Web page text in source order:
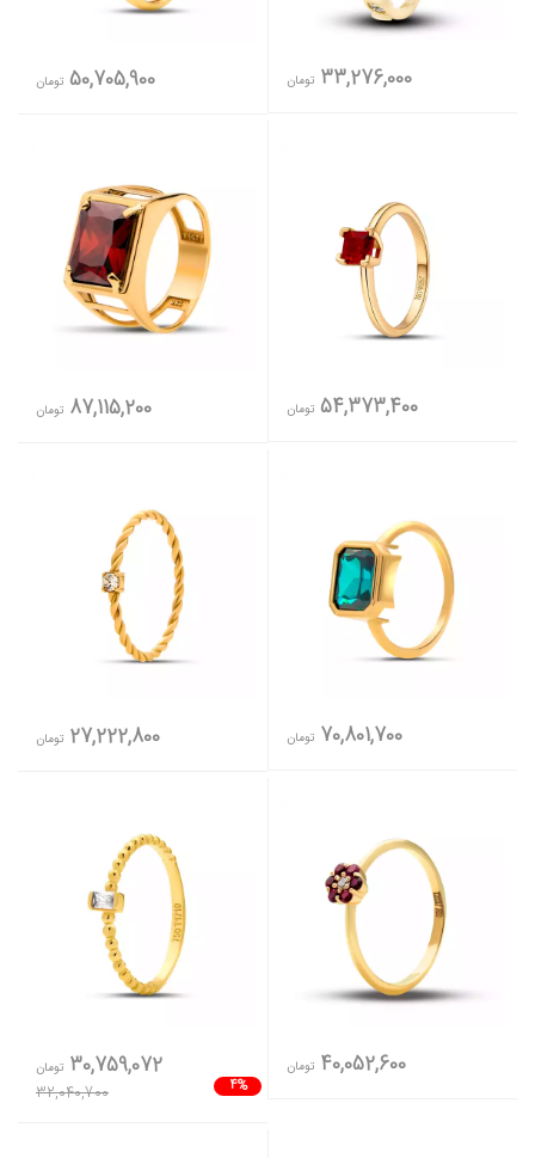
33,276,000 تومان 50,705,900 تومان
54,373,400 تومان 87,115,200 تومان
70,801,700 تومان 27,222,800 تومان
40,052,600 تومان
4%
30,759,072 تومان
32,040,700